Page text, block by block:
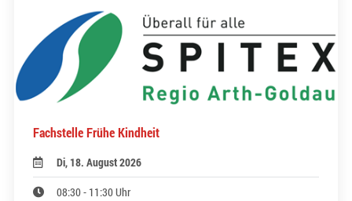
Fachstelle Frühe Kindheit
Di, 18. August 2026
08:30 - 11:30 Uhr